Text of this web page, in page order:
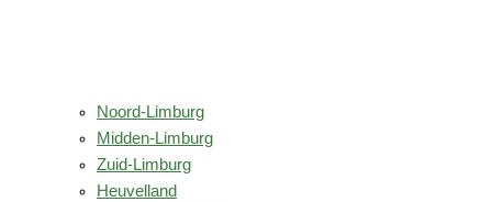
Noord-Limburg
Midden-Limburg
Zuid-Limburg
Heuvelland